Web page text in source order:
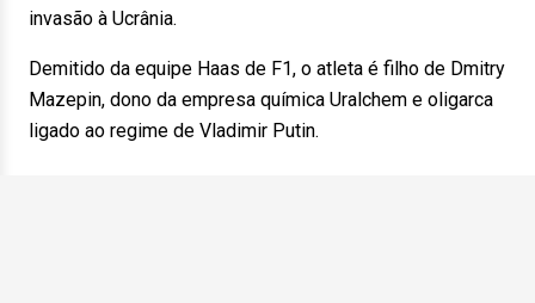
invasão à Ucrânia.
Demitido da equipe Haas de F1, o atleta é filho de Dmitry
Mazepin, dono da empresa química Uralchem e oligarca
ligado ao regime de Vladimir Putin.